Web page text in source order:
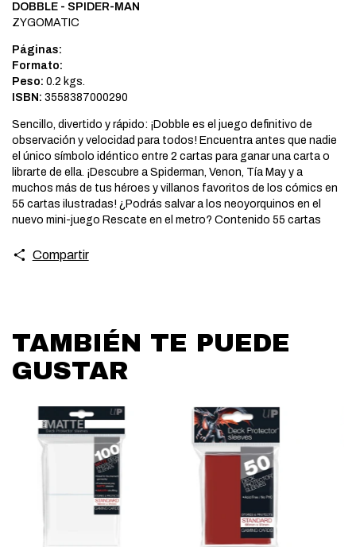
DOBBLE - SPIDER-MAN
ZYGOMATIC
Páginas:
Formato:
Peso: 0.2 kgs.
ISBN: 3558387000290
Sencillo, divertido y rápido: ¡Dobble es el juego definitivo de
observación y velocidad para todos! Encuentra antes que nadie
el único símbolo idéntico entre 2 cartas para ganar una carta o
librarte de ella. ¡Descubre a Spiderman, Venon, Tía May y a
muchos más de tus héroes y villanos favoritos de los cómics en
55 cartas ilustradas! ¿Podrás salvar a los neoyorquinos en el
nuevo mini-juego Rescate en el metro? Contenido 55 cartas
Compartir
TAMBIÉN TE PUEDE
GUSTAR